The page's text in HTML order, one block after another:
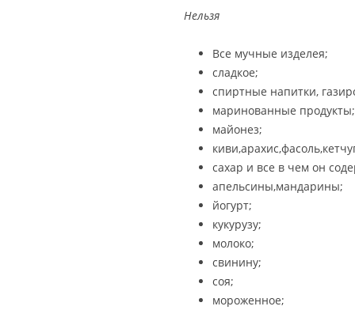
Нельзя
Все мучные изделея;
сладкое;
спиртные напитки,
маринованные продукты;
майонез;
сахар и все в чем он
апельсины,мандарины;
йогурт;
кукурузу;
молоко;
свинину;
соя;
мороженное;